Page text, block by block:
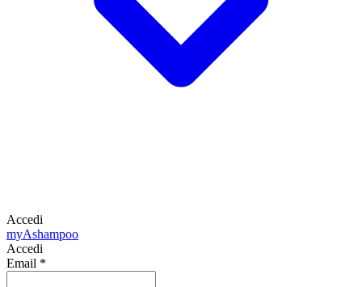
Accedi
myAshampoo
Accedi
Email *